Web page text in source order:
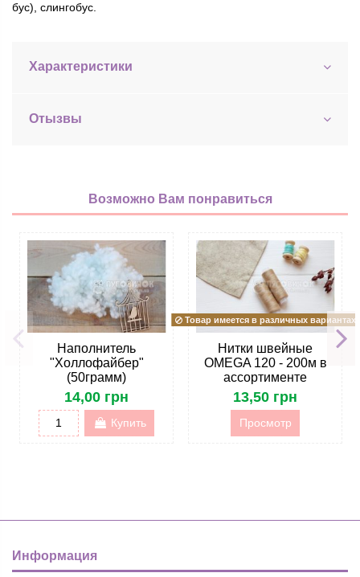
бус), слингобус.
Характеристики
Отызвы
Возможно Вам понравиться
Наполнитель
"Холлофайбер"
(50грамм)
14,00 грн
Купить
Товар имеется в различных вариантах
Нитки швейные
OMEGA 120 - 200м в
ассортименте
13,50 грн
Просмотр
Информация